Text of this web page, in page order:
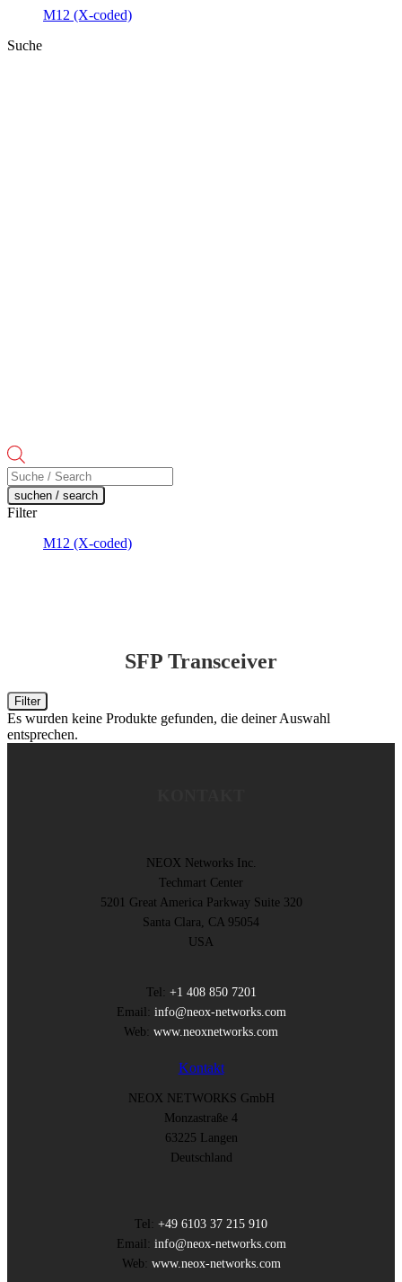
M12 (X-coded)
Suche
Products
search
suchen / search
Filter
M12 (X-coded)
SFP Transceiver
Filter
Es wurden keine Produkte gefunden, die deiner Auswahl
entsprechen.
NEOX Networks Inc.
Techmart Center
5201 Great America Parkway Suite 320
Santa Clara, CA 95054
USA
Tel: +1 408 850 7201
Email: info@neox-networks.com
Web: www.neoxnetworks.com
Kontakt
NEOX NETWORKS GmbH
Monzastraße 4
63225 Langen
Deutschland
Tel: +49 6103 37 215 910
Email: info@neox-networks.com
Web: www.neox-networks.com